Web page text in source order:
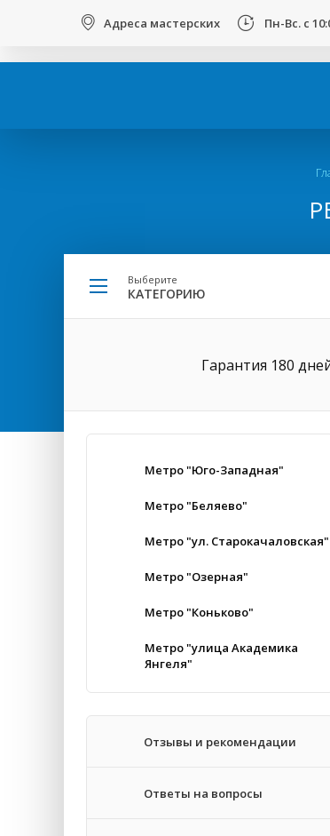
Адреса мастерских Пн-Вс. с
Выберите
КАТЕГОРИЮ
Гарантия 180
Метро "Юго-Западная"
Метро "Беляево"
Метро "ул. Старокачаловская"
Метро "Озерная"
Метро "Коньково"
Метро "улица Академика
Янгеля"
Отзывы и рекомендации
Ответы на вопросы